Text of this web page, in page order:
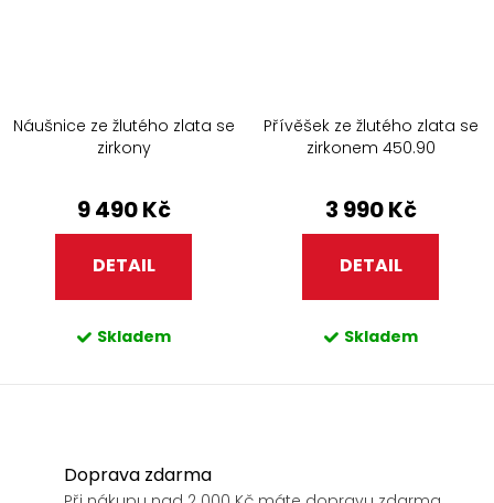
Náušnice ze žlutého zlata se
zirkony
9 490 Kč
DETAIL
Skladem
Přívěšek ze žlutého zlata se
zirkonem 450.90
3 990 Kč
DETAIL
Skladem
Doprava zdarma